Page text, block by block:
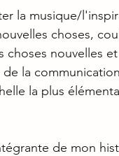
la musique/
choses,
nouvelles
la
la plus
de mon